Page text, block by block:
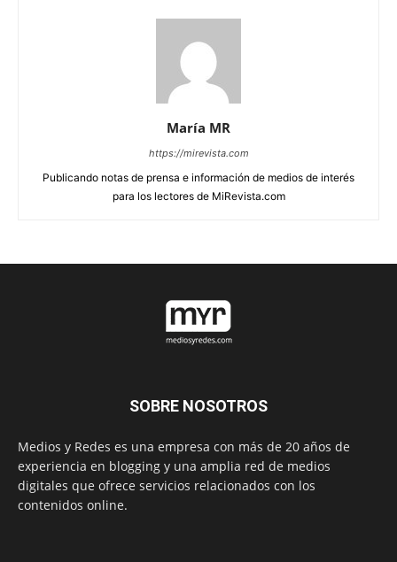
María MR
https://mirevista.com
Publicando notas de prensa e información de medios de interés
para los lectores de MiRevista.com
SOBRE NOSOTROS
Medios y Redes es una empresa con más de 20 años de
experiencia en blogging y una amplia red de medios
digitales que ofrece servicios relacionados con los
contenidos online.